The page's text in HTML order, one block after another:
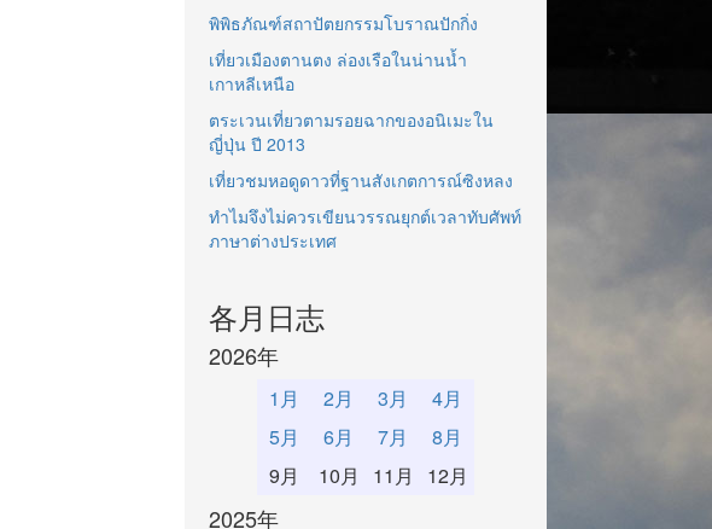
พิพิธภัณฑ์สถาปัตยกรรมโบราณปักกิ่ง
เที่ยวเมืองตานตง ล่องเรือในน่านน้ำ
เกาหลีเหนือ
ตระเวนเที่ยวตามรอยฉากของอนิเมะใน
ญี่ปุ่น ปี 2013
เที่ยวชมหอดูดาวที่ฐานสังเกตการณ์ซิงหลง
ทำไมจึงไม่ควรเขียนวรรณยุกต์เวลาทับศัพท์
ภาษาต่างประเทศ
各月日志
2026年
1月 2月 3月
4月
5月
6月 7月
8月
9月
10月 11月 12月
2025年